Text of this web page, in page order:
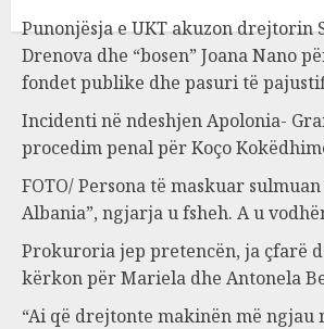
Punonjësja e UKT akuzon drejtorin
Drenova dhe “bosen” Joana Nano
fondet publike dhe pasuri të
Incidenti në ndeshjen Apolonia-
procedim penal për Koço
FOTO/ Persona të maskuar sulmuan
Albania”, ngjarja u fsheh. A u
Prokuroria jep pretencën, ja çfarë
kërkon për Mariela dhe Antonela
“Ai që drejtonte makinën më ngjau